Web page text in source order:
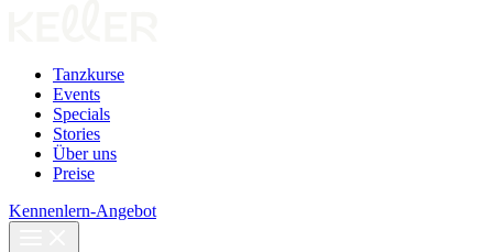
Tanzkurse
Events
Specials
Stories
Über uns
Preise
Kennenlern-Angebot